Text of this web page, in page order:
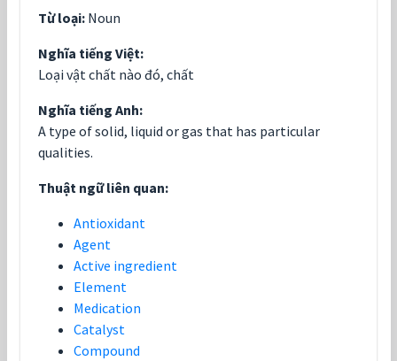
Từ loại: Noun
Nghĩa tiếng Việt:
Loại vật chất nào đó, chất
Nghĩa tiếng Anh:
A type of solid, liquid or gas that has particular
qualities.
Thuật ngữ liên quan:
Antioxidant
Agent
Active ingredient
Element
Medication
Catalyst
Compound